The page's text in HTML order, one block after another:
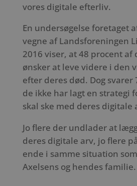
vores digitale efterliv.
En undersøgelse foretaget
vegne af Landsforeningen
2016 viser, at 48 procent af
ønsker at leve videre i den
efter deres død. Dog svarer
de ikke har lagt en strategi
skal ske med deres digitale
Jo flere der undlader at
deres digitale arv, jo flere
ende i samme situation
Axelsens og hendes familie.